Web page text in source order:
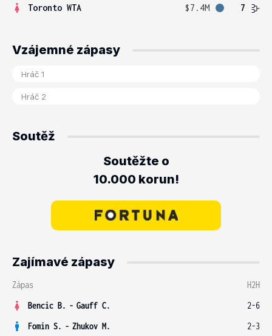
Toronto WTA
$7.4M 7
Vzájemné zápasy
Soutěž
Soutěžte o
10.000 korun!
Zajímavé zápasy
Zápas
H2H
Bencic B. - Gauff C.
2-6
Fomin S. - Zhukov M.
2-3